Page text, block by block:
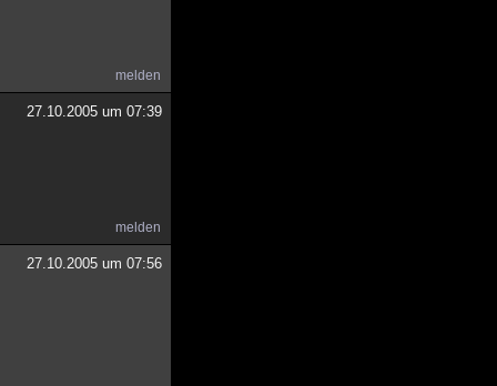
melden
27.10.2005 um 07:39
melden
27.10.2005 um 07:56